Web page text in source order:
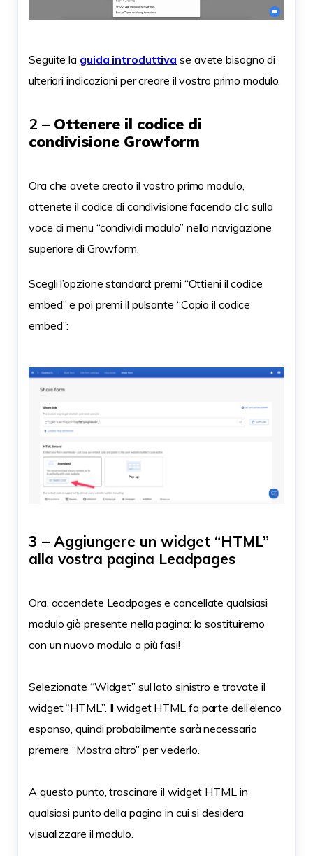
Seguite la guida introduttiva se avete bisogno di
ulteriori indicazioni per creare il vostro primo modulo.
2 – Ottenere il codice di
condivisione Growform
Ora che avete creato il vostro primo modulo,
ottenete il codice di condivisione facendo clic sulla
voce di menu “condividi modulo” nella navigazione
superiore di Growform.
Scegli l’opzione standard: premi “Ottieni il codice
embed” e poi premi il pulsante “Copia il codice
embed”:
3 – Aggiungere un widget “HTML”
alla vostra pagina Leadpages
Ora, accendete Leadpages e cancellate qualsiasi
modulo già presente nella pagina: lo sostituiremo
con un nuovo modulo a più fasi!
Selezionate “Widget” sul lato sinistro e trovate il
widget “HTML”. Il widget HTML fa parte dell’elenco
espanso, quindi probabilmente sarà necessario
premere “Mostra altro” per vederlo.
A questo punto, trascinare il widget HTML in
qualsiasi punto della pagina in cui si desidera
visualizzare il modulo.